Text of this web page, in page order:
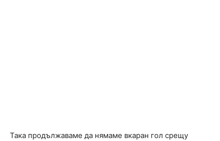
Така продължаваме да нямаме вкаран гол срещу